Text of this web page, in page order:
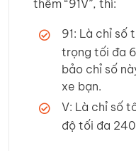
thêm “91V”, thì:
91: Là chỉ số
trọng tối đa
bảo chỉ số
xe bạn.
V: Là chỉ số
độ tối đa